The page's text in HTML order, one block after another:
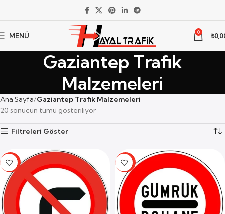
MENÜ 0 ₺
Gaziantep Trafik
Malzemeleri
Ana Sayfa Gaziantep Trafik Malzemeleri
20 sonucun tümü gösteriliyor
Filtreleri Göster
-59% -59%